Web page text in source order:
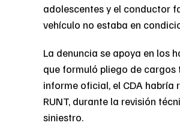
adolescentes y el conductor
vehículo no estaba en
La denuncia se apoya en los
que formuló pliego de
informe oficial, el CDA
RUNT, durante la revisión
siniestro.